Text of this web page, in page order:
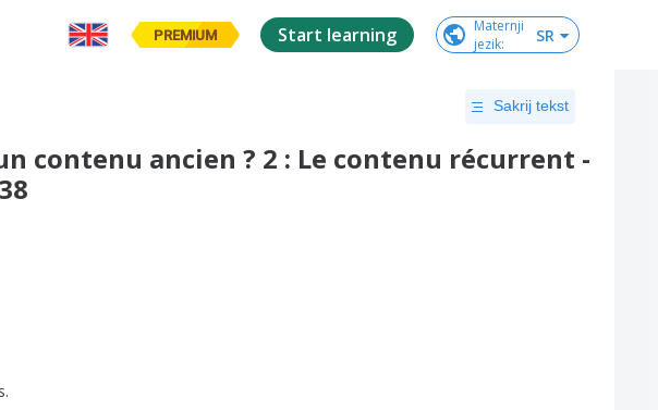
PREMIUM Start learning
Maternji
jezik: SR
Sakrij tekst
contenu ancien ? 2 : Le contenu récurrent -
.